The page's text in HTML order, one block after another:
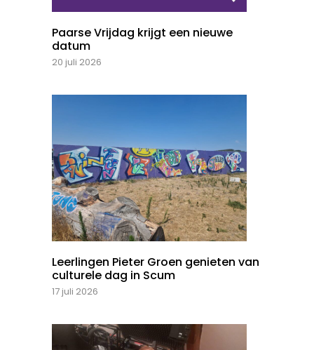
Paarse Vrijdag krijgt een nieuwe
datum
20 juli 2026
Leerlingen Pieter Groen genieten van
culturele dag in Scum
17 juli 2026